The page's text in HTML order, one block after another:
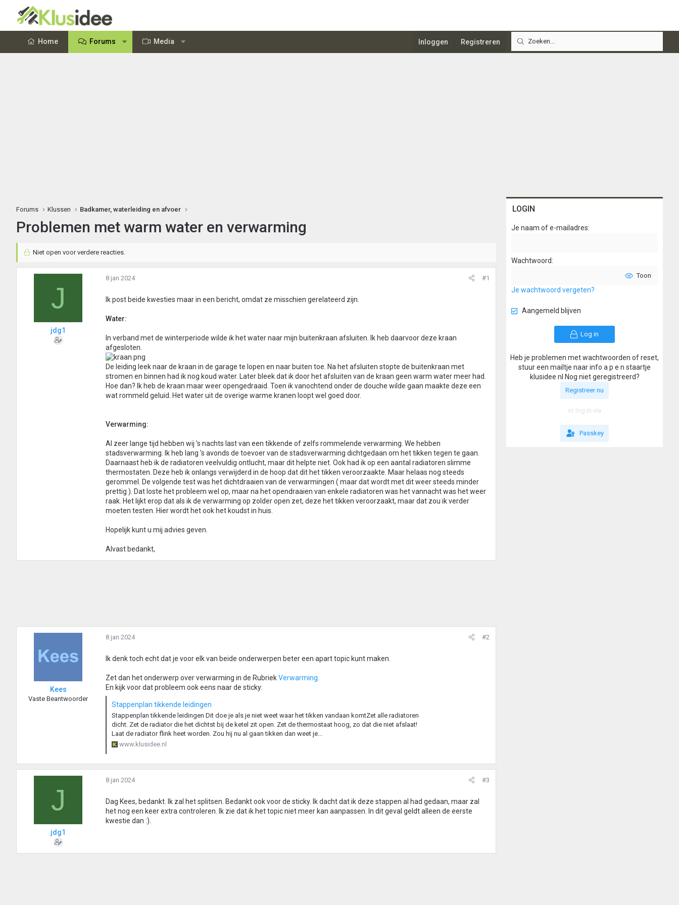
Home Forums Media Inloggen Registreren
Forums Klussen Badkamer, waterleiding en afvoer
Problemen met warm water en verwarming
Niet open voor verdere reacties.
J
jdg1
8 jan 2024 #1
Ik post beide kwesties maar in een bericht, omdat ze misschien gerelateerd zijn.
Water:
In verband met de winterperiode wilde ik het water naar mijn buitenkraan afsluiten. Ik heb daarvoor deze kraan
afgesloten.
De leiding leek naar de kraan in de garage te lopen en naar buiten toe. Na het afsluiten stopte de buitenkraan met
stromen en binnen had ik nog koud water. Later bleek dat ik door het afsluiten van de kraan geen warm water meer had.
Hoe dan? Ik heb de kraan maar weer opengedraaid. Toen ik vanochtend onder de douche wilde gaan maakte deze een
wat rommeld geluid. Het water uit de overige warme kranen loopt wel goed door.
Verwarming:
Al zeer lange tijd hebben wij 's nachts last van een tikkende of zelfs rommelende verwarming. We hebben
stadsverwarming. Ik heb lang 's avonds de toevoer van de stadsverwarming dichtgedaan om het tikken tegen te gaan.
Daarnaast heb ik de radiatoren veelvuldig ontlucht, maar dit helpte niet. Ook had ik op een aantal radiatoren slimme
thermostaten. Deze heb ik onlangs verwijderd in de hoop dat dit het tikken veroorzaakte. Maar helaas nog steeds
gerommel. De volgende test was het dichtdraaien van de verwarmingen ( maar dat wordt met dit weer steeds minder
prettig ). Dat loste het probleem wel op, maar na het opendraaien van enkele radiatoren was het vannacht was het weer
raak. Het lijkt erop dat als ik de verwarming op zolder open zet, deze het tikken veroorzaakt, maar dat zou ik verder
moeten testen. Hier wordt het ook het koudst in huis.
Hopelijk kunt u mij advies geven.
Alvast bedankt,
Kees
Vaste Beantwoorder
8 jan 2024 #2
Ik denk toch echt dat je voor elk van beide onderwerpen beter een apart topic kunt maken.
Zet dan het onderwerp over verwarming in de RubriekVerwarming
En kijk voor dat probleem ook eens naar de sticky:
Stappenplan tikkende leidingen
Stappenplan tikkende leidingen Dit doe je als je niet weet waar het tikken vandaan komtZet alle radiatoren
dicht. Zet de radiator die het dichtst bij de ketel zit open. Zet de thermostaat hoog, zo dat die niet afslaat!
Laat de radiator flink heet worden. Zou hij nu al gaan tikken dan weet je...
www.klusidee.nl
J
jdg1
8 jan 2024 #3
Dag Kees, bedankt. Ik zal het splitsen. Bedankt ook voor de sticky. Ik dacht dat ik deze stappen al had gedaan, maar zal
het nog een keer extra controleren. Ik zie dat ik het topic niet meer kan aanpassen. In dit geval geldt alleen de eerste
kwestie dan :).
LOGIN
Je naam of e-mailadres
Wachtwoord
Toon
Je wachtwoord vergeten?
Aangemeld blijven
Log in
Heb je problemen met wachtwoorden of reset,
stuur een mailtje naar info a p e n staartje
klusidee nl Nog niet geregistreerd?
Registreer nu
or log in via
Passkey